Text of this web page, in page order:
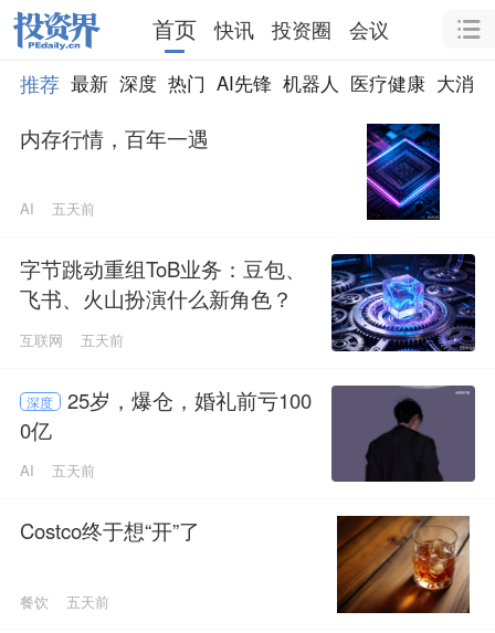
首页 快讯 投资圈
会议
推荐 最新 深度 热门 AI先锋 机器人 医疗健康 大消费
内存行情，百年一遇
AI 五天前
字节跳动重组ToB业务：豆包、
飞书、火山扮演什么新角色？
互联网 五天前
深度
25岁，爆仓，婚礼前亏100
0亿
AI 五天前
Costco终于想“开”了
餐饮 五天前